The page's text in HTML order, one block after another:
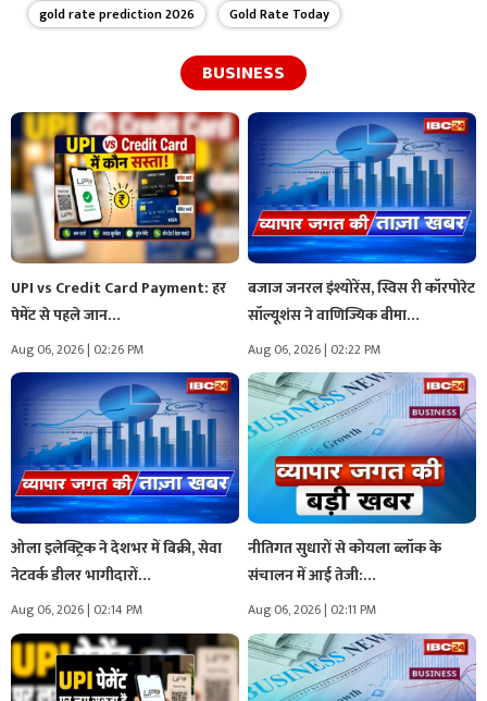
gold rate prediction 2026
Gold Rate Today
BUSINESS
UPI vs Credit Card Payment: हर
पेमेंट से पहले जान…
Aug 06, 2026 | 02:26 PM
बजाज जनरल इंश्योरेंस, स्विस री कॉरपोरेट
सॉल्यूशंस ने वाणिज्यिक बीमा…
Aug 06, 2026 | 02:22 PM
ओला इलेक्ट्रिक ने देशभर में बिक्री, सेवा
नेटवर्क डीलर भागीदारों…
Aug 06, 2026 | 02:14 PM
नीतिगत सुधारों से कोयला ब्लॉक के
संचालन में आई तेजी:…
Aug 06, 2026 | 02:11 PM